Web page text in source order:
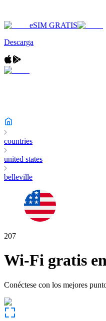
eSIM GRATIS
Descarga
countries
united states
belleville
207
Wi-Fi gratis
Conéctese con los mejores